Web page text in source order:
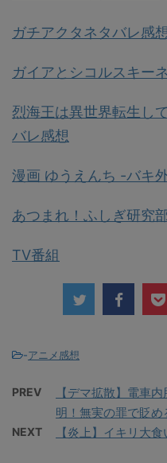
ガチアクタネタバレ感想
ガイアとシコルスキー
烈海王は異世界転生し
バレ感想
漫画 ゆうえんち -バキ
あつまれ！ふしぎ研究
TV番組
-アニメ感想
PREV
【デマ拡散】電車
明！無実の罪で貶め
NEXT 【炎上】イキリ大